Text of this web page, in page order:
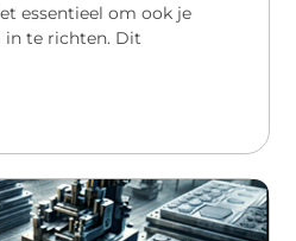
essentieel om ook je
in te richten. Dit